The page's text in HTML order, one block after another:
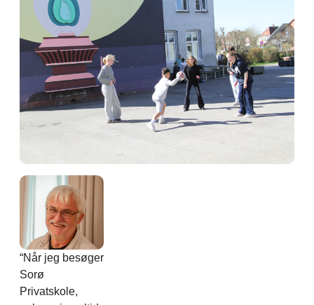
“Når jeg besøger
Sorø
Privatskole,